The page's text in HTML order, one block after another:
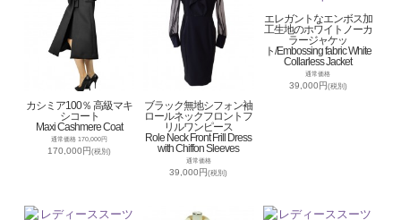
カシミア100％ 高級マキ
シコート
Maxi Cashmere Coat
通常価格 170,000円
170,000円(税別)
ブラック無地シフォン袖
ロールネックフロントフ
リルワンピース
Role Neck Front Frill Dress
with Chiffon Sleeves
通常価格
39,000円(税別)
エレガントなエンボス加
工生地のホワイトノーカ
ラージャケッ
ト/Embossing fabric White
Collarless Jacket
通常価格
39,000円(税別)